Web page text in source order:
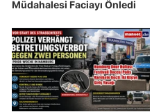
Müdahalesi Faciayı Önledi